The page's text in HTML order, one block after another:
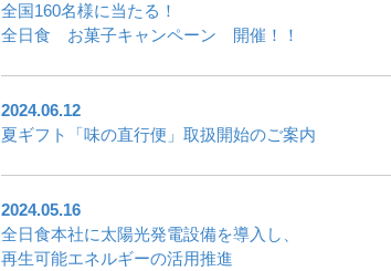
全国160名様に当たる！
全日食 お菓子キャンペーン 開催！！
2024.06.12
夏ギフト「味の直行便」取扱開始のご案内
2024.05.16
全日食本社に太陽光発電設備を導入し、
再生可能エネルギーの活用推進